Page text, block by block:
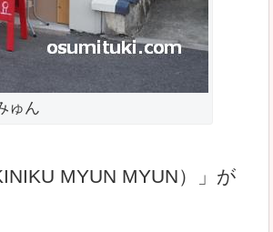
ゅん
MYUN MYUN）」が